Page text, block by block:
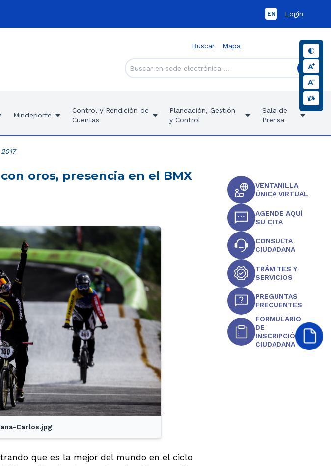
EN Login
Buscar Mapa
Mindeporte
Control y Rendición de
Cuentas
Planeación, Gestión
y Control
Sala de
Prensa
oros, presencia en el BMX
Carlos.jpg
que es la mejor del mundo en el ciclo
VENTANILLA
ÚNICA VIRTUAL
AGENDE AQUÍ
SU CITA
CONSULTA
CIUDADANA
TRÁMITES Y
SERVICIOS
PREGUNTAS
FRECUENTES
FORMULARIO
DE
INSCRIPCIÓN
CIUDADANA